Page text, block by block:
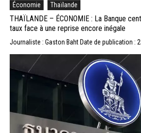
Économie Thaïlande
THAÏLANDE – ÉCONOMIE : La Banque
taux face à une reprise encore inégale
Journaliste : Gaston Baht Date de publication :